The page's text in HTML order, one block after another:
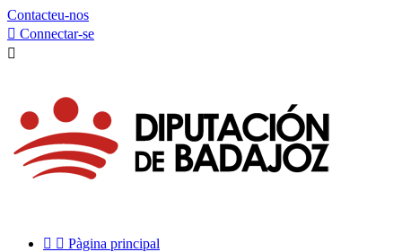
Contacteu-nos
 Connectar-se

  Pàgina principal